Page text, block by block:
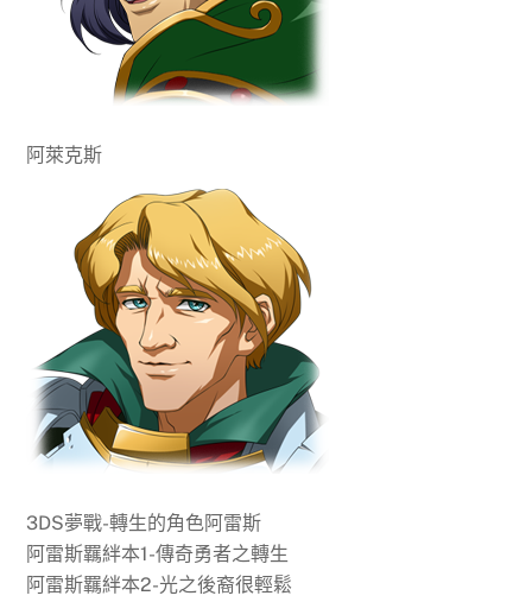
阿萊克斯
3DS夢戰-轉生的角色阿雷斯
阿雷斯羈絆本1-傳奇勇者之轉生
阿雷斯羈絆本2-光之後裔很輕鬆